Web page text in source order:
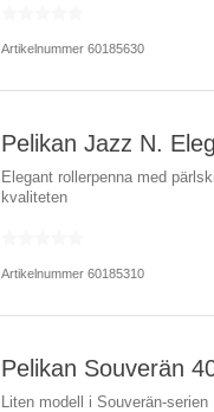
Artikelnummer 60185630
Pelikan Jazz N.
Elegant rollerpenna med
kvaliteten
Artikelnummer 60185310
Pelikan Souverän
Liten modell i Souverän-serien